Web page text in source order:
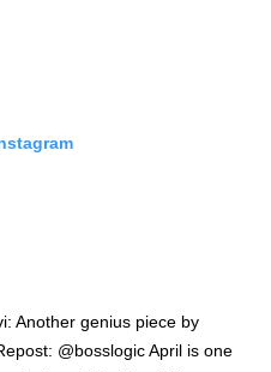
Another genius piece by
@bosslogic April is one